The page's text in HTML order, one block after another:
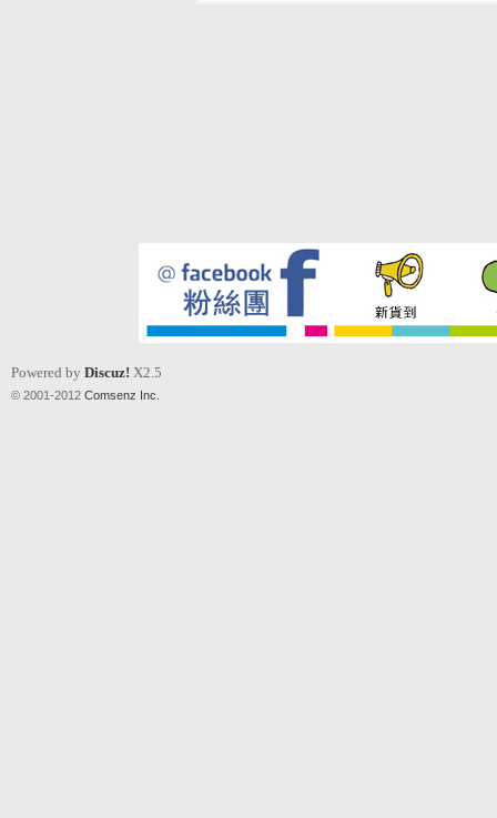
Powered by Discuz! X2.5
© 2001-2012 Comsenz Inc.